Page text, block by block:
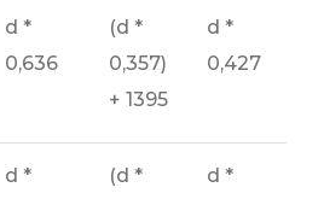
d *
0,636
(d *
0,357)
+ 1395
d *
0,427
d *
(d *
d *